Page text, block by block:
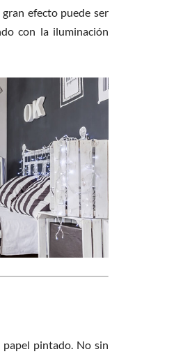
efecto puede ser
con la iluminación
papel pintado. No sin